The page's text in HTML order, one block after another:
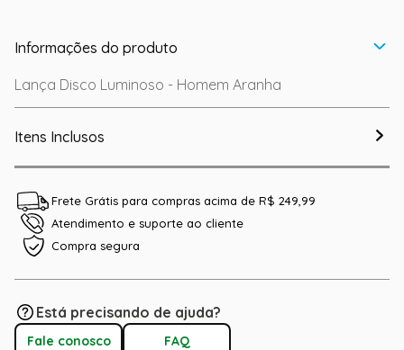
Informações do produto
Lança Disco Luminoso - Homem Aranha
Itens Inclusos
Frete Grátis para compras acima de R$ 249,99
Atendimento e suporte ao cliente
Compra segura
Está precisando de ajuda?
Fale conosco FAQ